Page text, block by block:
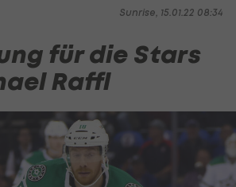
Sunrise, 15.01.22 08:34
für die Stars
Raffl